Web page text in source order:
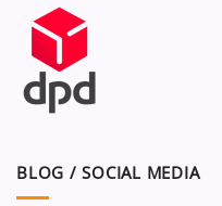
BLOG / SOCIAL MEDIA